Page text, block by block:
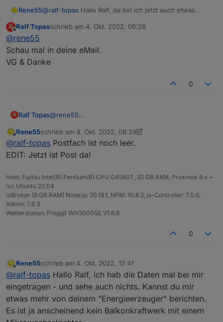
Rene55@ralf-topas Hallo Ralf, da bin ich jetzt auch etwas
(raschy@gmx.de) deine 4 Zugangsdaten. Dann kann
R
Offline
Ralf Topasschrieb am 4. Okt. 2022, 08:26
zuletzt editiert von
@rene55
Schau mal in deine eMail.
VG & Danke
0
R Ralf Topas@rene55
VG & Danke
Offline
Rene55schrieb am 4. Okt. 2022, 08:29
zuletzt editiert von Rene5510. Apr. 2022, 14:29
@ralf-topas Postfach ist noch leer.
EDIT: Jetzt ist Post da!
Host: Fujitsu Intel(R) Pentium(R) CPU G4560T, 32 GB RAM, Proxmox 8.x +
lxc Ubuntu 22.04
ioBroker (8 GB RAM) Node.js: 20.19.1, NPM: 10.8.2, js-Controller: 7.0.6,
Admin: 7.6.3
Wetterstation: Froggit WH3000SE V1.6.6
0
Offline
Rene55schrieb am 4. Okt. 2022, 12:41
zuletzt editiert von
@ralf-topas Hallo Ralf, ich hab die Daten mal bei mir
eingetragen - und sehe auch nichts. Kannst du mir
etwas mehr von deinem "Energieerzeuger" berichten.
Es ist ja anscheinend kein Balkonkraftwerk mit einem